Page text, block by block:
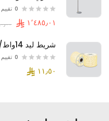
0 تقييم
شريط ليد 14واط/م 180ليد - دبل رو
0 تقييم